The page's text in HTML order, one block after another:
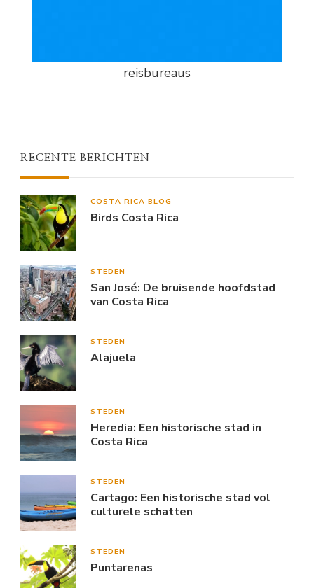
reisbureaus
RECENTE BERICHTEN
COSTA RICA BLOG
Birds Costa Rica
STEDEN
San José: De bruisende hoofdstad
van Costa Rica
STEDEN
Alajuela
STEDEN
Heredia: Een historische stad in
Costa Rica
STEDEN
Cartago: Een historische stad vol
culturele schatten
STEDEN
Puntarenas